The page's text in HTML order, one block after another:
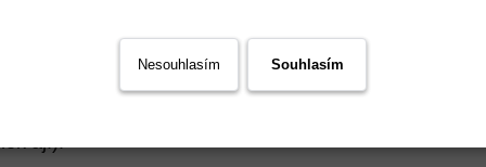
vajíčko, umyjeme ho jarem a vodou a
si vymyslíme, jaké zvířátko budeme vyrábět
Nesouhlasím Souhlasím